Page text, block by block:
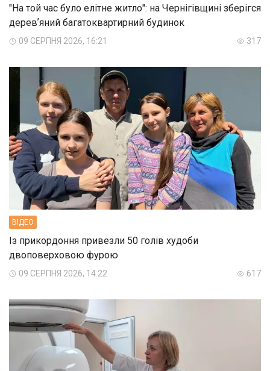
"На той час було елітне житло": на Чернігівщині зберігся
деревʼяний багатоквартирний будинок
09 СЕРПНЯ 2026, 16:21 317
ВIДЕО
Із прикордоння привезли 50 голів худоби
двоповерховою фурою
09 СЕРПНЯ 2026, 14:22 617